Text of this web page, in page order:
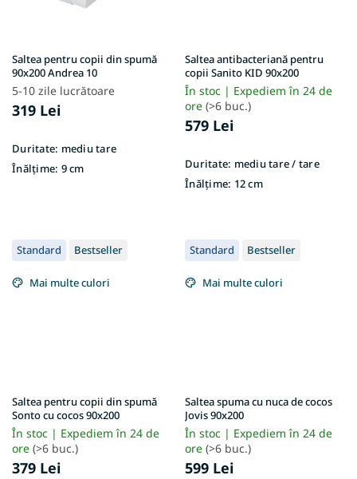
Saltea pentru copii din spumă
90x200 Andrea 10
5-10 zile lucrătoare
319 Lei
Duritate: mediu tare
Înălțime: 9 cm
Saltea antibacteriană pentru
copii Sanito KID 90x200
În stoc | Expediem în 24 de
ore (>6 buc.)
579 Lei
Duritate: mediu tare / tare
Înălțime: 12 cm
Standard Bestseller
Mai multe culori
Saltea pentru copii din spumă
Sonto cu cocos 90x200
În stoc | Expediem în 24 de
ore (>6 buc.)
379 Lei
Standard Bestseller
Mai multe culori
Saltea spuma cu nuca de cocos
Jovis 90x200
În stoc | Expediem în 24 de
ore (>6 buc.)
599 Lei